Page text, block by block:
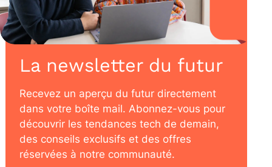
La newsletter du futur
Recevez un aperçu du futur directement
dans votre boîte mail. Abonnez-vous pour
découvrir les tendances tech de demain,
des conseils exclusifs et des offres
réservées à notre communauté.